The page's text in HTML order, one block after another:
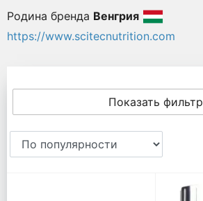
Родина бренда Венгрия
https://www.scitecnutrition.com
Показать фильтр